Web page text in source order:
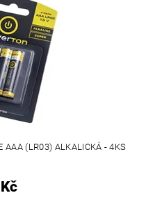
AAA (LR03) ALKALICKÁ - 4KS